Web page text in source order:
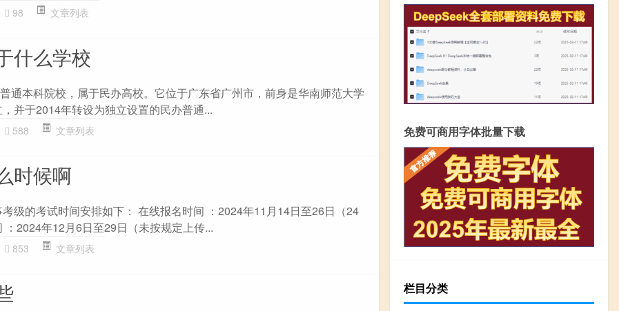
98 文章列表
什么学校
通本科院校，属于民办高校。它位于广东省广州市，前身是华南师范大学
并于2014年转设为独立设置的民办普通...
588 文章列表
时候啊
级的考试时间安排如下： 在线报名时间 ：2024年11月14日至26日（24
2024年12月6日至29日（未按规定上传...
853 文章列表
免费可商用字体批量下载
栏目分类